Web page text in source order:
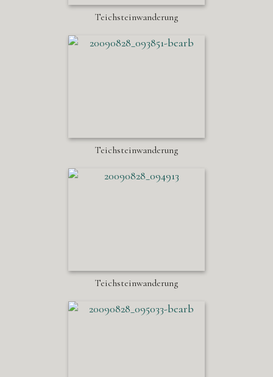
Teichsteinwanderung
Teichsteinwanderung
Teichsteinwanderung